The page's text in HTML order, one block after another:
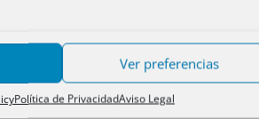
Ver preferencias
Política de PrivacidadAviso Legal
en España deberán tener al
en los registros públicos